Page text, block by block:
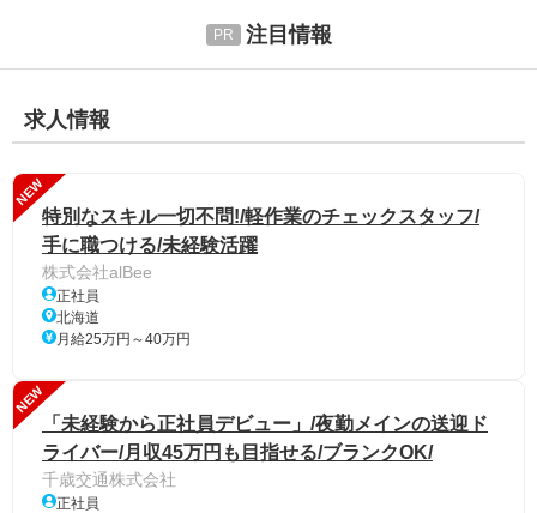
注目情報
求人情報
NEW
特別なスキル一切不問!/軽作業のチェックスタッフ/
手に職つける/未経験活躍
株式会社alBee
正社員
北海道
月給25万円～40万円
NEW
「未経験から正社員デビュー」/夜勤メインの送迎ド
ライバー/月収45万円も目指せる/ブランクOK/
千歳交通株式会社
正社員